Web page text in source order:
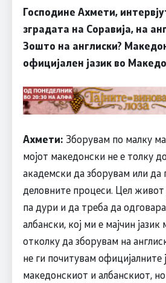
Господине Ахмети,
зградата на Соравија, на
Зошто на англиски?
официјален јазик во
Ахмети: Зборувам по малку
мојот македонски не е толку
академски да зборувам или да
деловните процеси. Цел живот
па дури и да треба да
албански, кој ми е мајчин
отколку да зборувам на
не ги почитувам официјалните
македонскиот и албанскиот,